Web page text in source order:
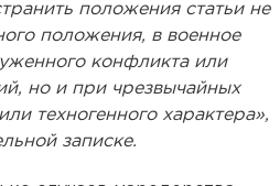
положения статьи не
положения, в военное
конфликта или
но и при чрезвычайных
техногенного характера»,
записке.